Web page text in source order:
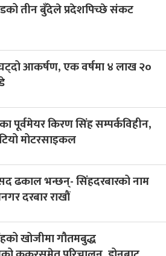
तीन बुँदेले प्रदेशपिच्छे संकट
आकर्षण, एक वर्षमा ४ लाख २०
पूर्वमेयर किरण सिंह सम्पर्कविहीन,
मोटरसाइकल
ढकाल भन्छन्- सिंहदरबारको नाम
दरबार राखौं
खोजीमा गौतमबुद्ध